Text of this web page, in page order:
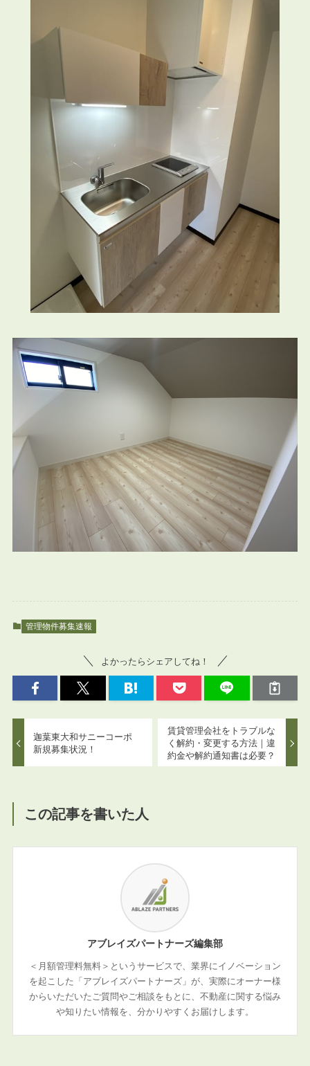
管理物件募集速報
よかったらシェアしてね！
迦葉東大和サニーコーポ
新規募集状況！
賃貸管理会社をトラブルな
く解約・変更する方法｜違
約金や解約通知書は必要？
この記事を書いた人
アブレイズパートナーズ編集部
＜月額管理料無料＞というサービスで、業界にイノベーション
を起こした「アブレイズパートナーズ」が、実際にオーナー様
からいただいたご質問やご相談をもとに、不動産に関する悩み
や知りたい情報を、分かりやすくお届けします。